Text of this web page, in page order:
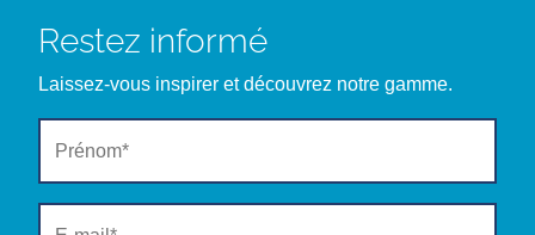
Restez informé
Laissez-vous inspirer et découvrez notre gamme.